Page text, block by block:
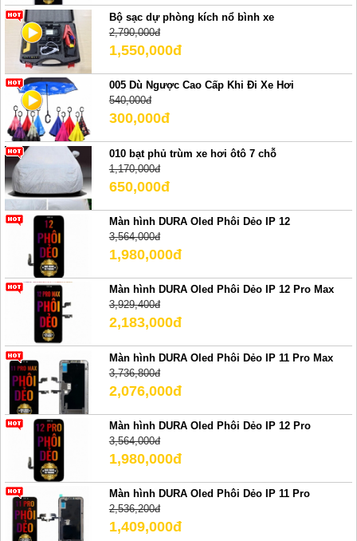
Bộ sạc dự phòng kích nổ bình xe
2,790,000đ
1,550,000đ
005 Dù Ngược Cao Cấp Khi Đi Xe Hơi
540,000đ
300,000đ
010 bạt phủ trùm xe hơi ôtô 7 chỗ
1,170,000đ
650,000đ
Màn hình DURA Oled Phôi Dẻo IP 12
3,564,000đ
1,980,000đ
Màn hình DURA Oled Phôi Dẻo IP 12 Pro Max
3,929,400đ
2,183,000đ
Màn hình DURA Oled Phôi Dẻo IP 11 Pro Max
3,736,800đ
2,076,000đ
Màn hình DURA Oled Phôi Dẻo IP 12 Pro
3,564,000đ
1,980,000đ
Màn hình DURA Oled Phôi Dẻo IP 11 Pro
2,536,200đ
1,409,000đ